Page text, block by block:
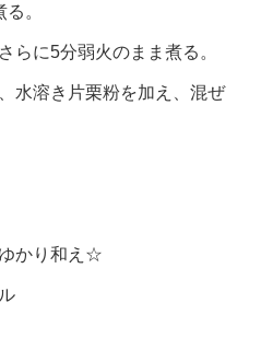
。
に5分弱火のまま煮る。
水溶き片栗粉を加え、混ぜ
かり和え☆